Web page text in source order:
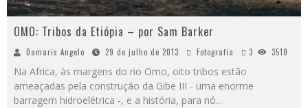
OMO: Tribos da Etiópia – por Sam Barker
Damaris Angelo 29 de julho de 2013 Fotografia 3 3510
Na Africa, às margens do rio Omo, oito tribos estão
ameaçadas pela construção da Gibe III - uma enorme
barragem hidroelétrica -, e a história, para nó...